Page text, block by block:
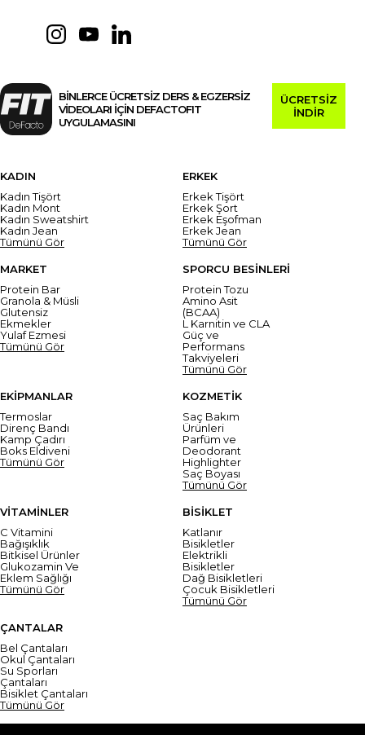
BİNLERCE ÜCRETSİZ DERS & EGZERSİZ
VİDEOLARI İÇİN DEFACTOFIT
UYGULAMASINI
ÜCRETSİZ
İNDİR
KADIN
Kadın Tişört
Kadın Mont
Kadın Sweatshirt
Kadın Jean
Tümünü Gör
ERKEK
Erkek Tişört
Erkek Şort
Erkek Eşofman
Erkek Jean
Tümünü Gör
MARKET
Protein Bar
Granola & Müsli
Glutensiz
Ekmekler
Yulaf Ezmesi
Tümünü Gör
SPORCU BESİNLERİ
Protein Tozu
Amino Asit
(BCAA)
L Karnitin ve CLA
Güç ve
Performans
Takviyeleri
Tümünü Gör
EKİPMANLAR
Termoslar
Direnç Bandı
Kamp Çadırı
Boks Eldiveni
Tümünü Gör
KOZMETİK
Saç Bakım
Ürünleri
Parfüm ve
Deodorant
Highlighter
Saç Boyası
Tümünü Gör
VİTAMİNLER
C Vitamini
Bağışıklık
Bitkisel Ürünler
Glukozamin Ve
Eklem Sağlığı
Tümünü Gör
BİSİKLET
Katlanır
Bisikletler
Elektrikli
Bisikletler
Dağ Bisikletleri
Çocuk Bisikletleri
Tümünü Gör
ÇANTALAR
Bel Çantaları
Okul Çantaları
Su Sporları
Çantaları
Bisiklet Çantaları
Tümünü Gör